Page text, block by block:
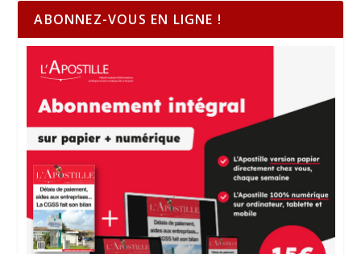
ABONNEZ-VOUS EN LIGNE !